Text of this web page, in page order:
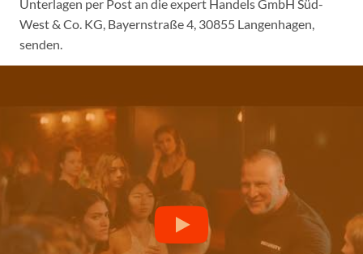
Unterlagen per Post an die expert Handels GmbH Süd-
West & Co. KG, Bayernstraße 4, 30855 Langenhagen,
senden.